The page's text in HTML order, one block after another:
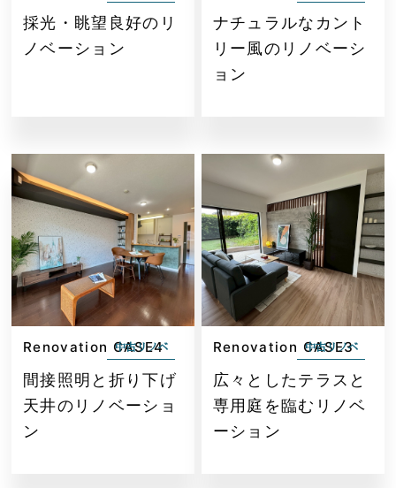
採光・眺望良好のリ
ノベーション
ナチュラルなカント
リー風のリノベーシ
ョン
中古リノベ
Renovation CASE4
間接照明と折り下げ
天井のリノベーショ
ン
中古リノベ
Renovation CASE3
広々としたテラスと
専用庭を臨むリノベ
ーション